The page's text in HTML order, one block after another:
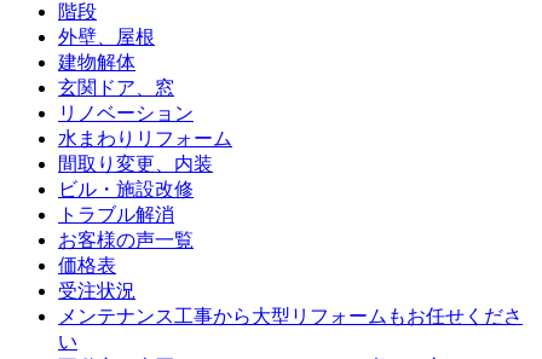
階段
外壁、屋根
建物解体
玄関ドア、窓
リノベーション
水まわりリフォーム
間取り変更、内装
ビル・施設改修
トラブル解消
お客様の声一覧
価格表
受注状況
メンテナンス工事から大型リフォームもお任せくださ
い